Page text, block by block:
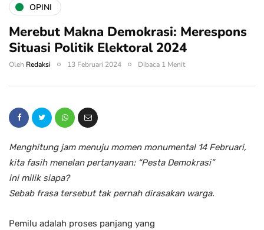
OPINI
Merebut Makna Demokrasi: Merespons
Situasi Politik Elektoral 2024
Oleh Redaksi 13 Februari 2024 Dibaca 1 Menit
Menghitung jam menuju momen monumental 14 Februari,
kita fasih menelan pertanyaan; “Pesta Demokrasi”
ini milik siapa?
Sebab frasa tersebut tak pernah dirasakan warga.
Pemilu adalah proses panjang yang